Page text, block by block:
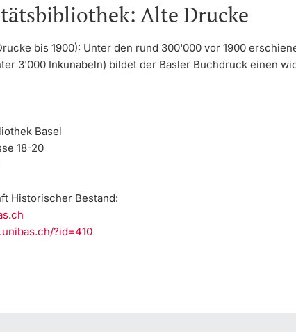
Alte Drucke
bis 1900): Unter den rund 300'000 vor 1900
3'000 Inkunabeln) bildet der Basler Buchdruck einen
Basel
18-20
Historischer Bestand:
?id=410